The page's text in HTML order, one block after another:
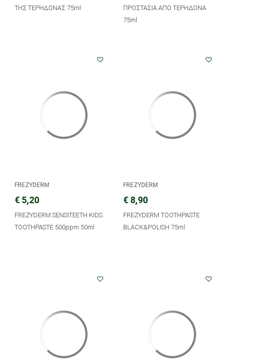
ΤΗΣ ΤΕΡΗΔΟΝΑΣ 75ml
ΠΡΟΣΤΑΣΙΑ ΑΠΟ ΤΕΡΗΔΟΝΑ
75ml
FREZYDERM
€ 5,20
FREZYDERM SENSITEETH KIDS
TOOTHPASTE 500ppm 50ml
FREZYDERM
€ 8,90
FREZYDERM TOOTHPASTE
BLACK&POLISH 75ml